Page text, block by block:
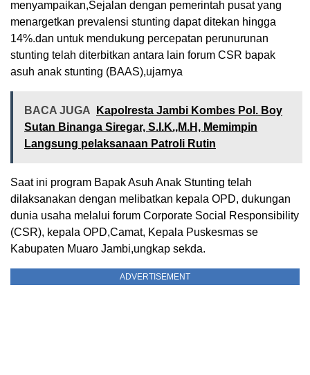
menyampaikan,Sejalan dengan pemerintah pusat yang
menargetkan prevalensi stunting dapat ditekan hingga
14%.dan untuk mendukung percepatan perunurunan
stunting telah diterbitkan antara lain forum CSR bapak
asuh anak stunting (BAAS),ujarnya
BACA JUGA
Kapolresta Jambi Kombes Pol. Boy
Sutan Binanga Siregar, S.I.K.,M.H, Memimpin
Langsung pelaksanaan Patroli Rutin
Saat ini program Bapak Asuh Anak Stunting telah
dilaksanakan dengan melibatkan kepala OPD, dukungan
dunia usaha melalui forum Corporate Social Responsibility
(CSR), kepala OPD,Camat, Kepala Puskesmas se
Kabupaten Muaro Jambi,ungkap sekda.
ADVERTISEMENT